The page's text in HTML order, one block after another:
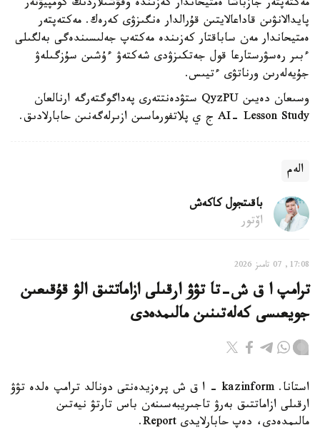
مەكتەپتەر جازباشا ەمتيحاندار كەزىندە وقۋشىلاردىڭ كومپيۋتەر
پايدالانۋىن قاداعالايتىن قۇرالدار ەنگىزۋى كەرەك. مەكتەپتەر
ەمتيحاندار مەن ساباقتار كەزىندە مەكتەپ جەلىسىندەگى بەلگىلى
ءبىر رەسۋرستارعا قول جەتكىزۋدى شەكتەۋ ءۇشىن سۇزگىلەۋ
جۇيەلەرىن ورناتۋى ءتيىس.
وسىعان دەيىن QyzPU ستۋدەنتتەرى پەداگوگتەرگە ارنالعان
AI- Lesson Study ج ي پلاتفورماسىن ازىرلەگەنىن حابارلادىق.
الەم
باقىتجول كاكەش
اۆتور
17:08, 07 تامىز 2026
ترامپ ا ق ش-تا تۋۋ ارقىلى ازاماتتىق الۋ قۇقىعىن
جويعىسى كەلەتىنىن مالىمدەدى
استانا. kazinform - ا ق ش پرەزيدەنتى دونالد ترامپ ەلدە تۋۋ
ارقىلى ازاماتتىق بەرۋ تاجىريبەسىنەن باس تارتۋ نيەتىن
مالىمدەدى، دەپ حابارلايدى Report.